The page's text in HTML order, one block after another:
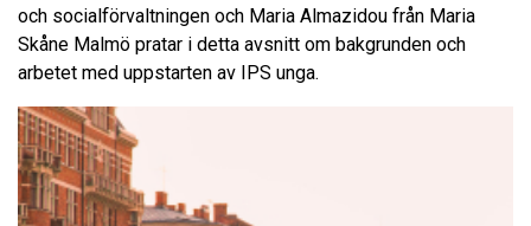
och socialförvaltningen och Maria Almazidou från Maria
Skåne Malmö pratar i detta avsnitt om bakgrunden och
arbetet med uppstarten av IPS unga.